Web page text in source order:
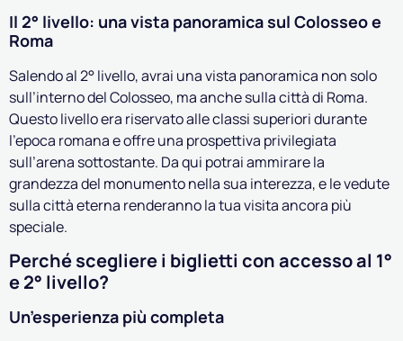
Il 2° livello: una vista panoramica sul Colosseo e
Roma
Salendo al 2° livello, avrai una vista panoramica non solo
sull’interno del Colosseo, ma anche sulla città di Roma.
Questo livello era riservato alle classi superiori durante
l’epoca romana e offre una prospettiva privilegiata
sull’arena sottostante. Da qui potrai ammirare la
grandezza del monumento nella sua interezza, e le vedute
sulla città eterna renderanno la tua visita ancora più
speciale.
Perché scegliere i biglietti con accesso al 1°
e 2° livello?
Un’esperienza più completa